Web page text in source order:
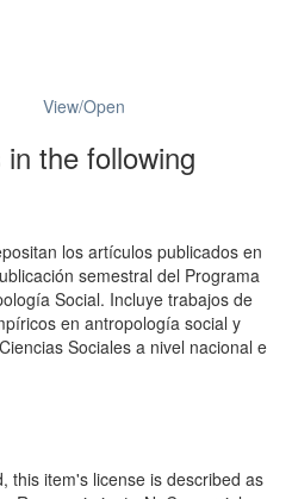
View/Open
the following
los artículos publicados en
semestral del Programa
Social. Incluye trabajos de
en antropología social y
Sociales a nivel nacional e
this item's license is described as